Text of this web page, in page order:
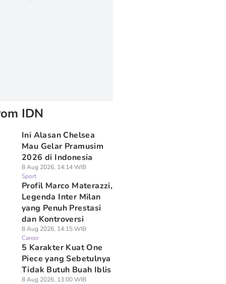
IDN
Ini Alasan Chelsea
Mau Gelar Pramusim
2026 di Indonesia
8 Aug 2026, 14:14 WIB
Sport
Profil Marco Materazzi,
Legenda Inter Milan
yang Penuh Prestasi
dan Kontroversi
8 Aug 2026, 14:15 WIB
Career
5 Karakter Kuat One
Piece yang Sebetulnya
Tidak Butuh Buah Iblis
8 Aug 2026, 13:00 WIB